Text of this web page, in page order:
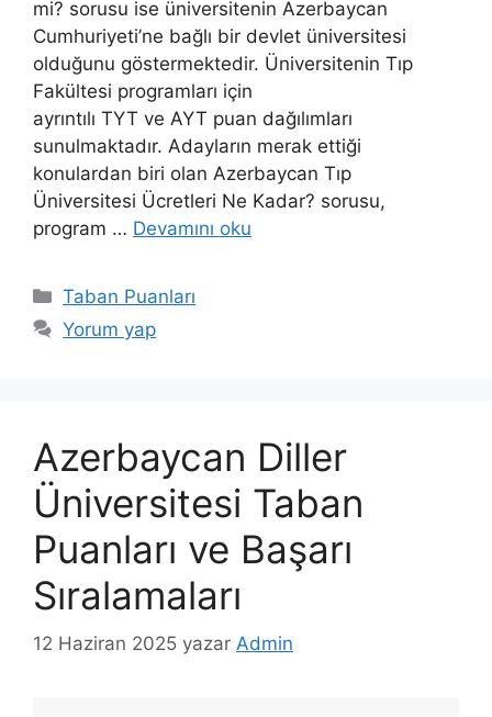
mi? sorusu ise üniversitenin Azerbaycan
Cumhuriyeti’ne bağlı bir devlet üniversitesi
olduğunu göstermektedir. Üniversitenin Tıp
Fakültesi programları için
ayrıntılı TYT ve AYT puan dağılımları
sunulmaktadır. Adayların merak ettiği
konulardan biri olan Azerbaycan Tıp
Üniversitesi Ücretleri Ne Kadar? sorusu,
program … Devamını oku
Kategoriler
Taban Puanları
Yorum yap
Azerbaycan Diller
Üniversitesi Taban
Puanları ve Başarı
Sıralamaları
12 Haziran 2025 yazar Admin